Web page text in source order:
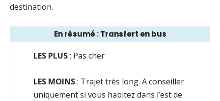
destination.
En résumé : Transfert en bus
LES PLUS: Pas cher
LES MOINS: Trajet très long. A conseiller
uniquement si vous habitez dans l’est de